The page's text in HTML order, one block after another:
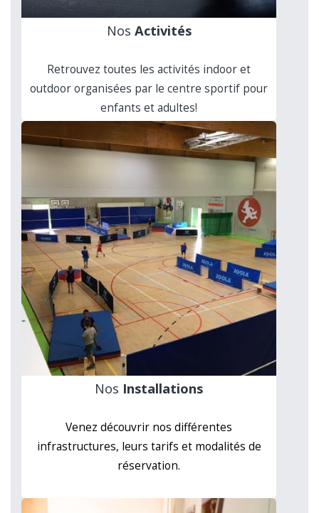
Nos Activités
Retrouvez toutes les activités indoor et
outdoor organisées par le centre sportif pour
enfants et adultes!
Nos Installations
Venez découvrir nos différentes
infrastructures, leurs tarifs et modalités de
réservation.